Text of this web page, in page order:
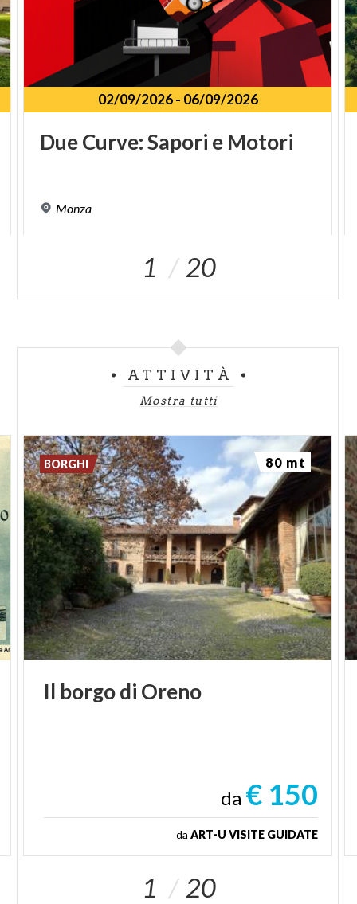
02/09/2026- 06/09/2026
DueCurve:Sapori e Motori
Monza
1 20
ATTIVITÀ
Mostra tutti
Il borgodi Oreno
da € 150
da ART-U VISITE GUIDATE
BORGHI 80 mt
1 20